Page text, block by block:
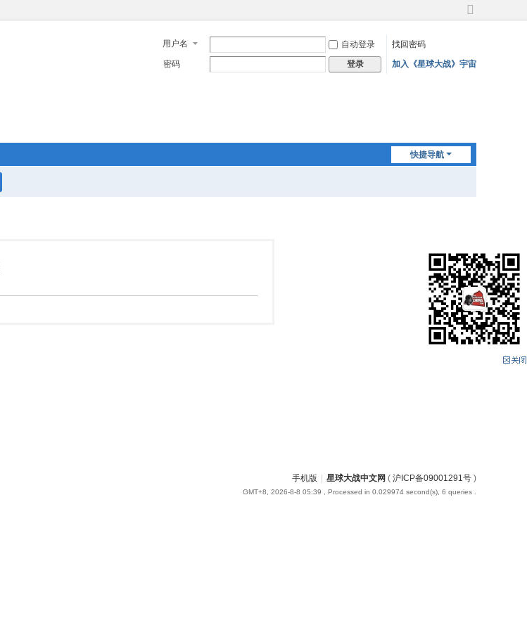
切
宽
用户名 自动登录
找回密码
密码
登录 加入《星球大战》宇宙
快捷导航
手机版 星球大战中文网 ( 沪ICP备09001291号 )
GMT+8, 2026-8-8 05:39 , Processed in 0.029974 second(s), 6 queries .